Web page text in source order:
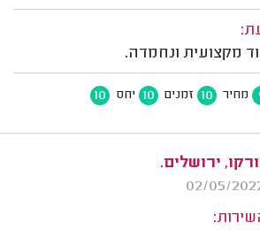
מקצועית ונחמדה.
מחיר 10 זמנים 10 יחס 10
ירושלים.